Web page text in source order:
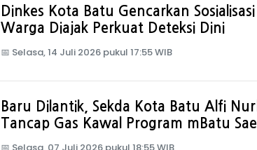
Dinkes Kota Batu Gencarkan Sosialisasi
Warga Diajak Perkuat Deteksi Dini
📅 Selasa, 14 Juli 2026 pukul 17:55 WIB
Baru Dilantik, Sekda Kota Batu Alfi
Tancap Gas Kawal Program mBatu Sae